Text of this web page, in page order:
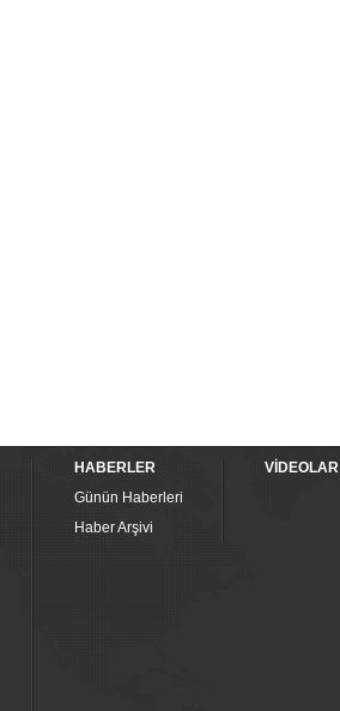
HABERLER
Günün Haberleri
Haber Arşivi
VİDEOLAR